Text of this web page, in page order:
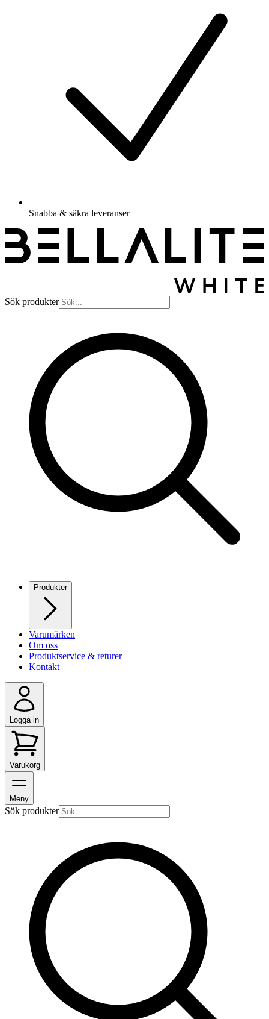
Snabba & säkra leveranser
Sök produkter
Produkter
Varumärken
Om oss
Produktservice & returer
Kontakt
Logga in
Varukorg
Meny
Sök produkter